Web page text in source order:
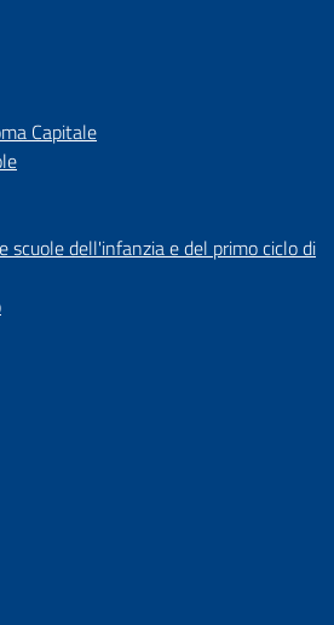
Capitale
scuole dell'infanzia e del primo ciclo di